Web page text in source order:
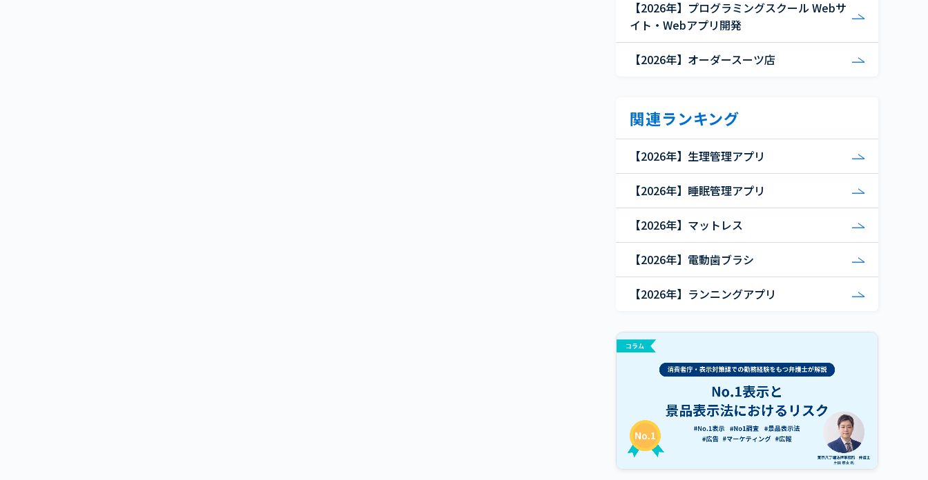
【2026年】プログラミングスクール Webサ
イト・Webアプリ開発
【2026年】オーダースーツ店
関連ランキング
【2026年】生理管理アプリ
【2026年】睡眠管理アプリ
【2026年】マットレス
【2026年】電動歯ブラシ
【2026年】ランニングアプリ